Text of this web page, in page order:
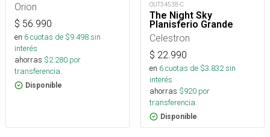
Orion
$ 56.990
en 6cuotas de $9.498sin
interés
ahorras $2.280 por
transferencia.
Disponible
OUT34538-C
The Night Sky
Planisferio Grande
Celestron
$ 22.990
en 6cuotas de $3.832sin
interés
ahorras $920 por
transferencia.
Disponible